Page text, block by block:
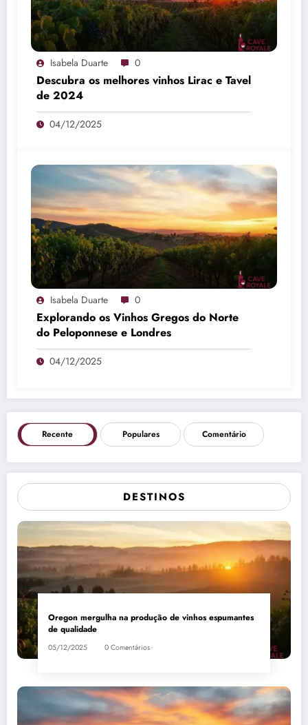
Isabela Duarte 0
Descubra os melhores vinhos Lirac e Tavel
de 2024
04/12/2025
Isabela Duarte 0
Explorando os Vinhos Gregos do Norte
do Peloponnese e Londres
04/12/2025
Recente Populares Comentário
DESTINOS
Oregon mergulha na produção de vinhos espumantes
de qualidade
05/12/2025 0 Comentários